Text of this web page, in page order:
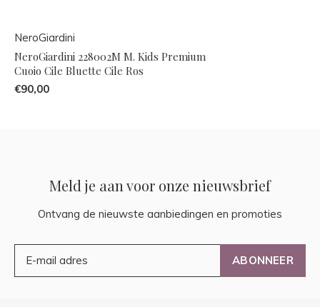
NeroGiardini
NeroGiardini 228002M M. Kids Premium
Cuoio Cile Bluette Cile Ros
€90,00
Meld je aan voor onze nieuwsbrief
Ontvang de nieuwste aanbiedingen en promoties
ABONNEER